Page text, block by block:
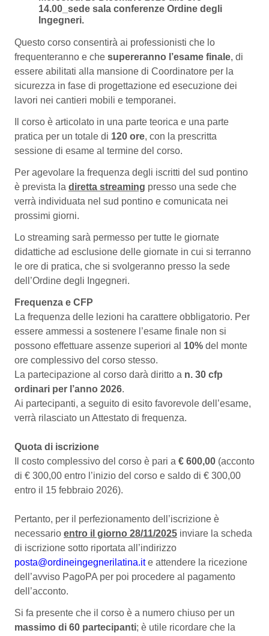
14.00_sede sala conferenze Ordine degli
Ingegneri.
Questo corso consentirà ai professionisti che lo
frequenteranno e che supereranno l’esame finale, di
essere abilitati alla mansione di Coordinatore per la
sicurezza in fase di progettazione ed esecuzione dei
lavori nei cantieri mobili e temporanei.
Il corso è articolato in una parte teorica e una parte
pratica per un totale di 120 ore, con la prescritta
sessione di esame al termine del corso.
Per agevolare la frequenza degli iscritti del sud pontino
è prevista la diretta streaming presso una sede che
verrà individuata nel sud pontino e comunicata nei
prossimi giorni.
Lo streaming sarà permesso per tutte le giornate
didattiche ad esclusione delle giornate in cui si terranno
le ore di pratica, che si svolgeranno presso la sede
dell’Ordine degli Ingegneri.
Frequenza e CFP
La frequenza delle lezioni ha carattere obbligatorio. Per
essere ammessi a sostenere l’esame finale non si
possono effettuare assenze superiori al 10% del monte
ore complessivo del corso stesso.
La partecipazione al corso darà diritto a n. 30 cfp
ordinari per l’anno 2026.
Ai partecipanti, a seguito di esito favorevole dell’esame,
verrà rilasciato un Attestato di frequenza.
Quota di iscrizione
Il costo complessivo del corso è pari a € 600,00 (acconto
di € 300,00 entro l’inizio del corso e saldo di € 300,00
entro il 15 febbraio 2026).
Pertanto, per il perfezionamento dell’iscrizione è
necessario entro il giorno 28/11/2025 inviare la scheda
di iscrizione sotto riportata all’indirizzo
posta@ordineingegnerilatina.ite attendere la ricezione
dell’avviso PagoPA per poi procedere al pagamento
dell’acconto.
Si fa presente che il corso è a numero chiuso per un
massimo di 60 partecipanti; è utile ricordare che la